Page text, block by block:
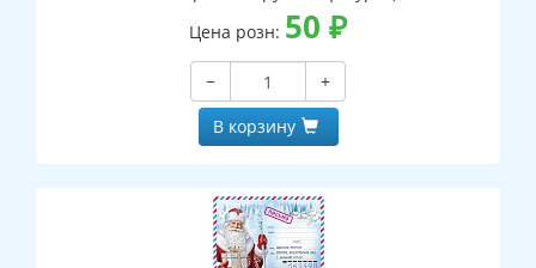
Цена розн: 50 ₽
−
+
В корзину